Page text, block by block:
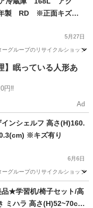
製 RD ※正面キズ、
高さ(H)121.5×幅 (W)
5月27日
ーグループのリサイクルショッ
】眠っている人形あ
円‼️
Ad
インシェルフ 高さ(H)160.
※キズ有り
6月6日
ーグループのリサイクルショッ
フ
品★学習机/椅子セット/高
ミハラ 高さ(H)52~70cm